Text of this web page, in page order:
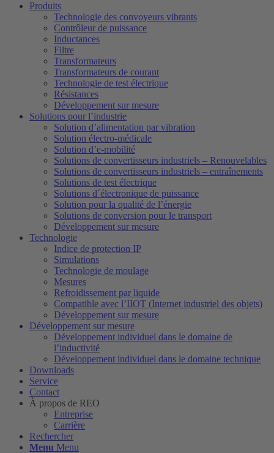
Produits
Technologie des convoyeurs vibrants
Contrôleur de puissance
Inductances
Filtre
Transformateurs
Transformateurs de courant
Technologie de test électrique
Résistances
Développement sur mesure
Solutions pour l’industrie
Solution d’alimentation par vibration
Solution électro-médicale
Solution d’e-mobilité
Solutions de convertisseurs industriels – Renouvelables
Solutions de convertisseurs industriels – entraînements
Solutions de test électrique
Solutions d´électronique de puissance
Solution pour la qualité de l’énergie
Solutions de conversion pour le transport
Développement sur mesure
Technologie
Indice de protection IP
Simulations
Technologie de moulage
Mesures
Refroidissement par liquide
Compatible avec l’IIOT (Internet industriel des objets)
Développement sur mesure
Développement sur mesure
Développement individuel dans le domaine de
l’inductivité
Développement individuel dans le domaine technique
Downloads
Service
Contact
À propos de REO
Entreprise
Carrière
Rechercher
Menu Menu